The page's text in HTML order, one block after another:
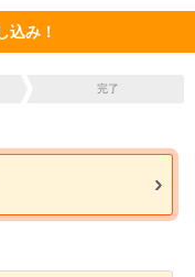
込み！
完了